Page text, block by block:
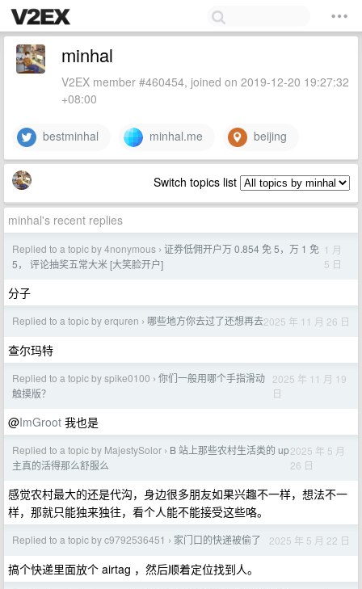
minhal
V2EX member #460454, joined on 2019-12-20 19:27:32
+08:00
bestminhal minhal.me beijing
Switch topics list
minhal's recent replies
Replied to a topic by 4nonymous › 证券低佣开户万 0.854 免 5，万 1 免
5， 评论抽奖五常大米 [大笑脸开户]
1 月
5 日
分子
Replied to a topic by erquren › 哪些地方你去过了还想再去2025 年 11 月 26 日
查尔玛特
Replied to a topic by spike0100 › 你们一般用哪个手指滑动
触摸版？
2025 年 11 月 19
日
@ImGroot 我也是
Replied to a topic by MajestySolor › B 站上那些农村生活类的 up
主真的活得那么舒服么
2025 年 5 月
26 日
感觉农村最大的还是代沟，身边很多朋友如果兴趣不一样，想法不一
样，那就只能独来独往，看个人能不能接受这些咯。
Replied to a topic by c9792536451 › 家门口的快递被偷了 2025 年 5 月 22 日
搞个快递里面放个 airtag ，然后顺着定位找到人。